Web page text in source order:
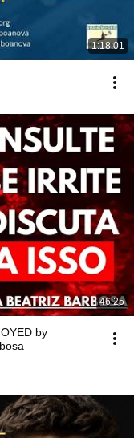
1:18:01
46:25
by